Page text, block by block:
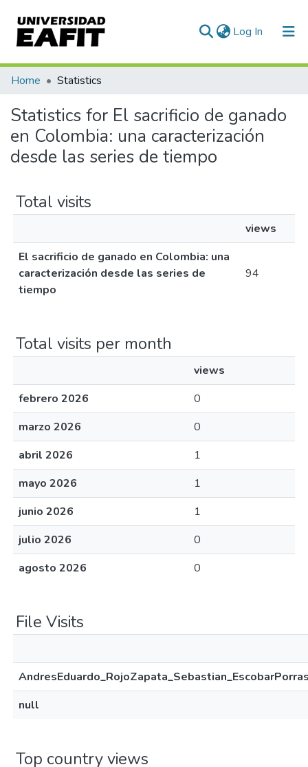
Log In (current)
Communities & Collections
All of DSpace
Home Statistics
Statistics for El sacrificio de ganado
en Colombia: una caracterización
desde las series de tiempo
Total visits
views
El sacrificio de ganado en Colombia: una
caracterización desde las series de
tiempo
94
Total visits per month
views
febrero 2026
0
marzo 2026
0
abril 2026
1
mayo 2026
1
junio 2026
1
julio 2026
0
agosto 2026
0
File Visits
null
Top country views